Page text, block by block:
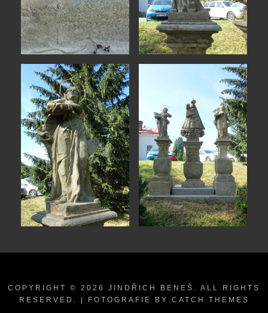
COPYRIGHT © 2026 JINDŘICH BENEŠ
. ALL RIGHTS
RESERVED. | FOTOGRAFIE BY CATCH THEMES